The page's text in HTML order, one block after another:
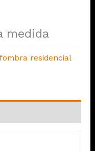
medida
residencial